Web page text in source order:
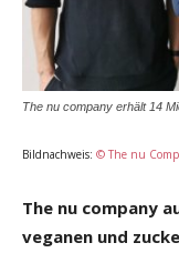
The nu company erhält 14
Bildnachweis: © The nu
The nu company
veganen und